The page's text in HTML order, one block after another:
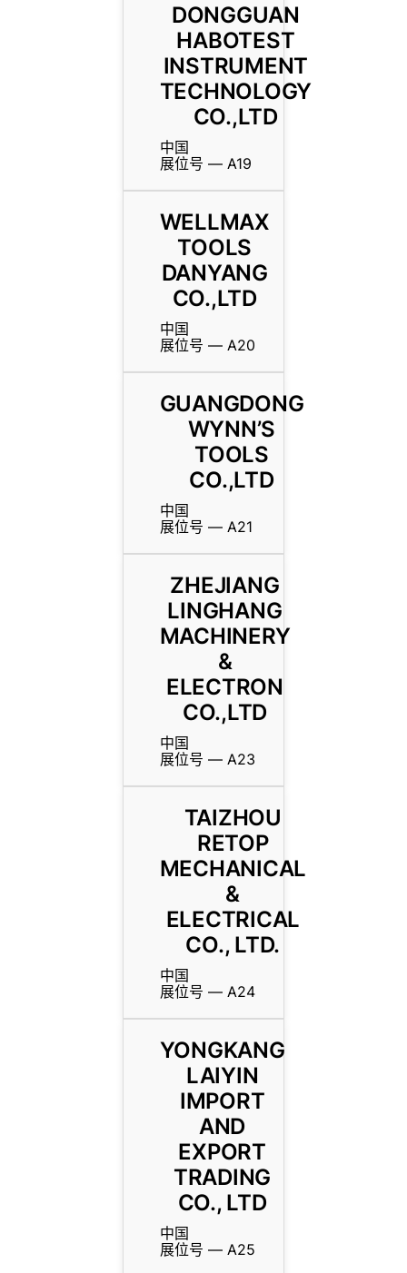
DONGGUAN
HABOTEST
INSTRUMENT
TECHNOLOGY
CO.,LTD
中国
展位号 — A19
WELLMAX
TOOLS
DANYANG
CO.,LTD
中国
展位号 — A20
GUANGDONG
WYNN’S
TOOLS
CO.,LTD
中国
展位号 — A21
ZHEJIANG
LINGHANG
MACHINERY
&
ELECTRON
CO.,LTD
中国
展位号 — A23
TAIZHOU
RETOP
MECHANICAL
&
ELECTRICAL
CO., LTD.
中国
展位号 — A24
YONGKANG
LAIYIN
IMPORT
AND
EXPORT
TRADING
CO., LTD
中国
展位号 — A25